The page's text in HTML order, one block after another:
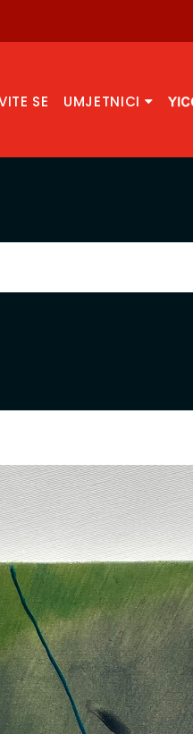
SE UMJETNICI